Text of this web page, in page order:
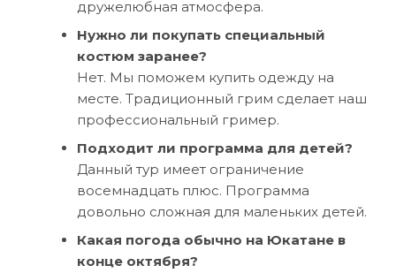
дружелюбная атмосфера.
Нужно ли покупать специальный
костюм заранее?
Нет. Мы поможем купить одежду на
месте. Традиционный грим сделает наш
профессиональный гример.
Подходит ли программа для детей?
Данный тур имеет ограничение
восемнадцать плюс. Программа
довольно сложная для маленьких детей.
Какая погода обычно на Юкатане в
конце октября?